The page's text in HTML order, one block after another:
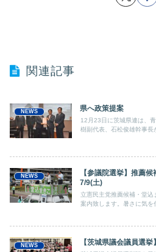
関連記事
NEWS 県へ政策提案
12月23日に茨城県連は、
樹副代表、石松俊雄幹事長
NEWS
【参議院選挙】推薦
7/9(土)
立憲民主党推薦候補・堂
案内致します。暑さに気を
NEWS 【茨城県議会議員選